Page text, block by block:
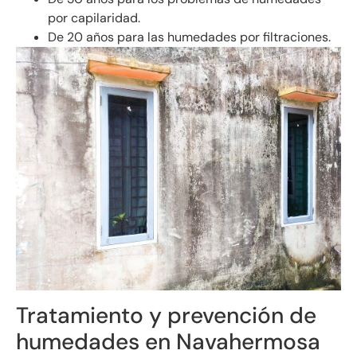
por capilaridad.
De 20 años para las humedades por filtraciones.
Tratamiento y prevención de
humedades en Navahermosa